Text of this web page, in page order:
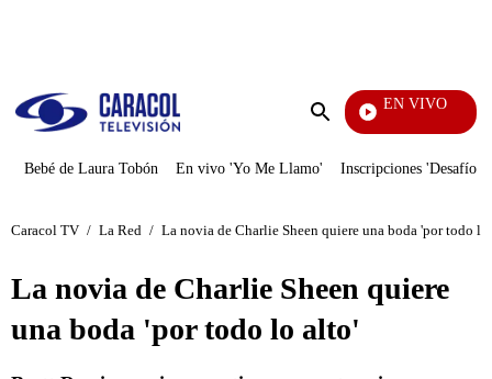
Enviar
EN VIVO
Televentas
Bebé de Laura Tobón En vivo 'Yo Me Llamo' Inscripciones 'Desafío'
Caracol TV / La Red / La novia de Charlie Sheen quiere una boda 'por todo
La novia de Charlie Sheen quiere
una boda 'por todo lo alto'